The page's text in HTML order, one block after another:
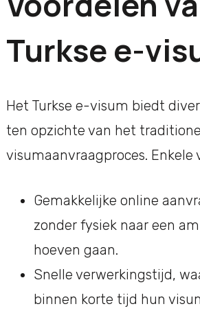
Turkse e-
Het Turkse e-visum biedt
ten opzichte van het
visumaanvraagproces. Enkele
Gemakkelijke online
zonder fysiek naar een
hoeven gaan.
Snelle verwerkingstijd,
binnen korte tijd hun